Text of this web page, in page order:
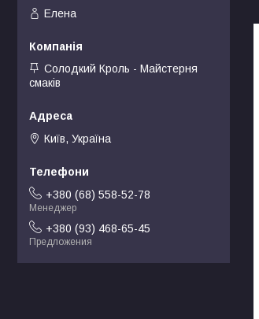
Елена
Солодкий Кроль - Майстерня
смаків
Київ, Україна
+380 (68) 558-52-78
Менеджер
+380 (93) 468-65-45
Предложения